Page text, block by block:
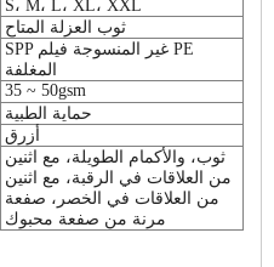
S، M، L، XL، XXL
ثوب العزلة المتاح
SPP غير المنسوجة فيلم PE
المغلفة
35 ~ 50gsm
حماية الطبية
أزرق
ثوب، والأكمام الطويلة، مع اثنين
من العلاقات في الرقبة، مع اثنين
من العلاقات في الخصر، صفعة
مرنة من صفعة محبوك